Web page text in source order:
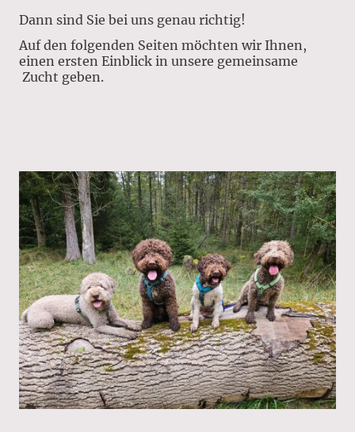
Dann sind Sie bei uns genau richtig!
​Auf den folgenden Seiten möchten wir Ihnen,
einen ersten Einblick in unsere gemeinsame
Zucht geben.